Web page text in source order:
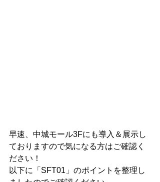
早速、中城モール3Fにも導入＆展示し
ておりますので気になる方はご確認く
ださい！
以下に「SFT01」のポイントを整理し